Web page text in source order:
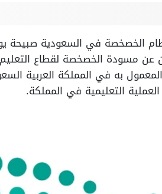
الخصخصة في السعودية صبيحة
العام 2022، وقد تم الإعلان عن مسودة
به في المملكة العربية
التعليمية في المملكة.